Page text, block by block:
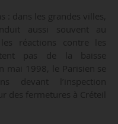
dans les grandes villes,
aussi souvent au
réactions contre les
pas de la baisse
mai 1998, le Parisien se
devant l’inspection
des fermetures à Créteil